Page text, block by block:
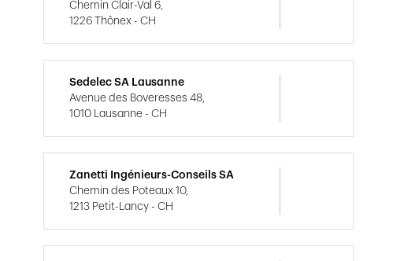
Chemin Clair-Val 6,
1226 Thônex - CH
Sedelec SA Lausanne
Avenue des Boveresses 48,
1010 Lausanne - CH
Zanetti Ingénieurs-Conseils SA
Chemin des Poteaux 10,
1213 Petit-Lancy - CH